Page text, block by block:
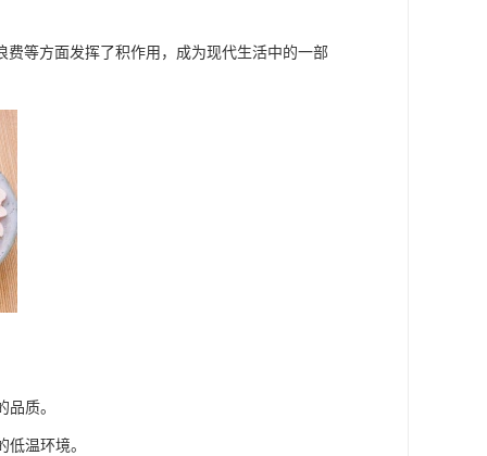
等方面发挥了积作用，成为现代生活中的一部
质。
温环境。